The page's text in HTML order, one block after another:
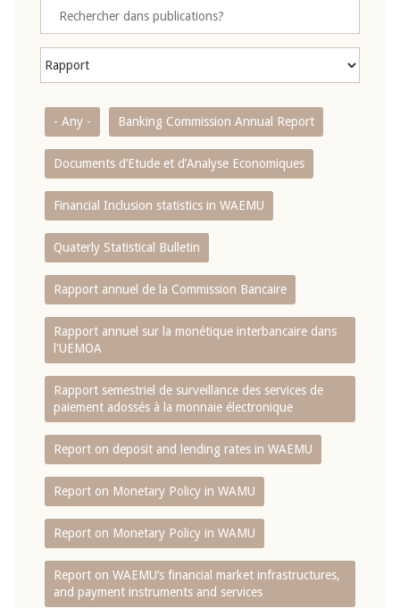
- Any - Banking Commission Annual Report
Documents d’Etude et d’Analyse Economiques
Financial Inclusion statistics in WAEMU
Quaterly Statistical Bulletin
Rapport annuel de la Commission Bancaire
Rapport annuel sur la monétique interbancaire dans
l'UEMOA
Rapport semestriel de surveillance des services de
paiement adossés à la monnaie électronique
Report on deposit and lending rates in WAEMU
Report on Monetary Policy in WAMU
Report on Monetary Policy in WAMU
Report on WAEMU’s financial market infrastructures,
and payment instruments and services